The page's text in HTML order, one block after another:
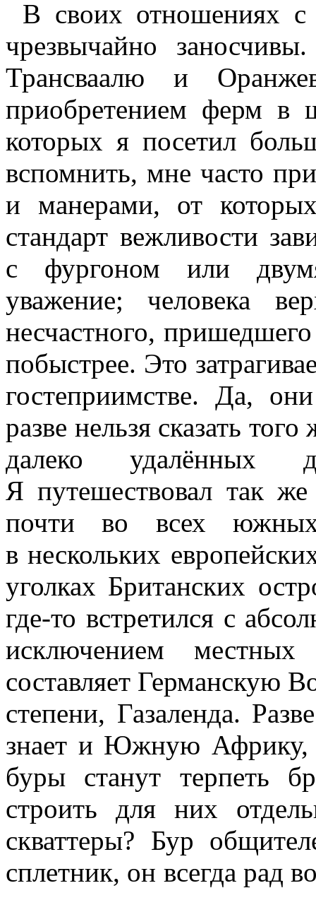
В своих отношениях
чрезвычайно
Трансваалю и
приобретением ферм в
которых я посетил
вспомнить, мне часто
и манерами, от
стандарт вежливости
с фургоном или
уважение; человека
несчастного,
побыстрее. Это
гостеприимстве. Да,
разве нельзя сказать
далеко удалённых
Я путешествовал так
почти во всех южных
в нескольких
уголках Британских
где-то встретился с
исключением
составляет Германскую
степени, Газаленда.
знает и Южную Африку,
буры станут терпеть
строить для них
скваттеры? Бур
сплетник, он всегда рад